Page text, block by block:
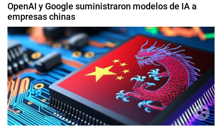
OpenAI y Google suministraron modelos de IA a
empresas chinas